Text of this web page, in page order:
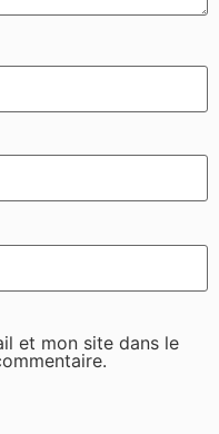
et mon site dans le